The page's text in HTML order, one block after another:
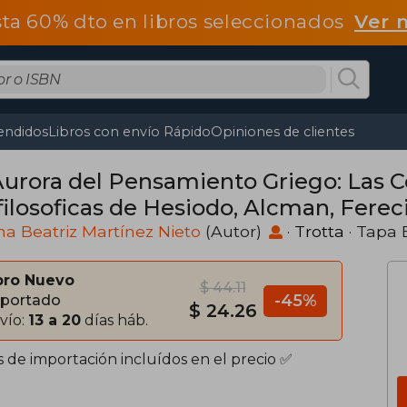
60% dto en libros seleccionadosVer
Libros con envío RápidoOpiniones de clientes
del Pensamiento Griego: Las
de Hesiodo, Alcman,
y la Teogonia Orica Antigua
Beatriz Martínez Nieto (Autor) · Trotta · Tapa
Nuevo
13 a 20 días háb.
$ 44.11
$ 24.26 -45%
de importación incluídos en el precio ✅